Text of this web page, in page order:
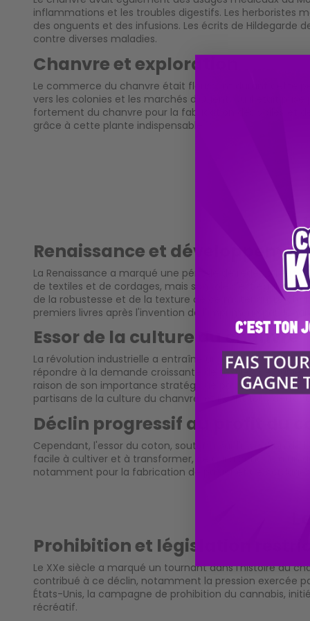
inflammations et les troubles digestifs. Les herboristes
des onguents et des infusions. Les écrits de
contre diverses maladies.
Chanvre et exploration
Le commerce du chanvre était florissant durant cette
vers les colonies et les marchés d'Orient, où il était
fortement du chanvre pour la fabrication des voiles et
grâce à cette plante indispensable.
Renaissance et
La Renaissance a marqué une période de
de textiles et de cordages, mais son rôle s'est
de la robustesse et de la texture de ce matériau. Le
premiers livres après l'invention de l'imprimerie par
Essor de la culture du chanvre
La révolution industrielle a entraîné un essor de la
répondre à la demande croissante de textiles, de
raison de son importance stratégique pour l'industrie
partisans de la culture du chanvre, et ils ont tous deux
Déclin progressif au profit du
Cependant, l'essor du coton, soutenu par l'invention
facile à cultiver et à transformer, ce qui a conduit à un
notamment pour la fabrication de papier et de cordages.
Prohibition et législation
Le XXe siècle a marqué un tournant dans l'histoire du
contribué à ce déclin, notamment la pression exercée
États-Unis, la campagne de prohibition du cannabis,
récréatif.